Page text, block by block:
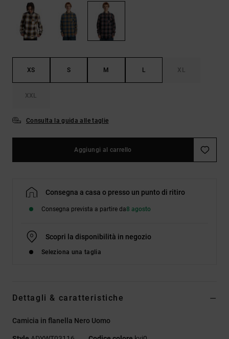
risposte
alle
domande
più
contatto.
XS S M L XL
XXL
Consulta la guida alle taglie
Aggiungi al carrello
Consegna a casa o presso un punto di ritiro
Consegna prevista a partire da8 agosto
Scopri la disponibilità in negozio
Seleziona una taglia
Dettagli & caratteristiche
Camicia in flanella Nero Uomo